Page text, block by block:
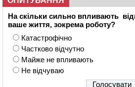
На скільки сильно впливають
ваше життя, зокрема роботу?
Катастрофічно
Частково відчутно
Майже не впливають
Не відчуваю